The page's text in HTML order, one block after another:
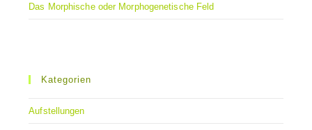
Das Morphische oder Morphogenetische Feld
Kategorien
Aufstellungen